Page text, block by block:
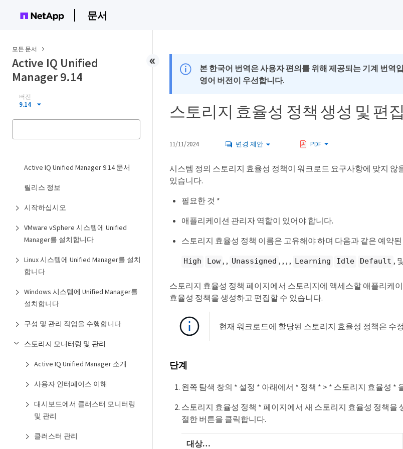
문서
모든 문서
Active IQ Unified
Manager 9.14
버전
9.14
Active IQ Unified Manager 9.14 문서
릴리스 정보
시작하십시오
VMware vSphere 시스템에 Unified
Manager를 설치합니다
Linux 시스템에 Unified Manager를 설치
합니다
Windows 시스템에 Unified Manager를
설치합니다
구성 및 관리 작업을 수행합니다
스토리지 모니터링 및 관리
Active IQ Unified Manager 소개
사용자 인터페이스 이해
대시보드에서 클러스터 모니터링
및 관리
클러스터 관리
본 한국어 번역은 사용자 편의를 위해 제공되는 기계 번
영어 버전이 우선합니다.
스토리지 효율성 정책 생성 및 편집
11/11/2024 변경 제안 PDF
시스템 정의 스토리지 효율성 정책이 워크로드 요구사항에 맞지
있습니다.
필요한 것 *
애플리케이션 관리자 역할이 있어야 합니다.
스토리지 효율성 정책 이름은 고유해야 하며 다음과 같은 예약
High Low , , Unassigned , , , , Learning Idle Default ,
스토리지 효율성 정책 페이지에서 스토리지에 액세스할 애플리케
효율성 정책을 생성하고 편집할 수 있습니다.
현재 워크로드에 할당된 스토리지 효율성 정책은 수
단계
왼쪽 탐색 창의 * 설정 * 아래에서 * 정책 * > * 스토리지 효율성 *
스토리지 효율성 정책 * 페이지에서 새 스토리지 효율성 정책
절한 버튼을 클릭합니다.
대상…​